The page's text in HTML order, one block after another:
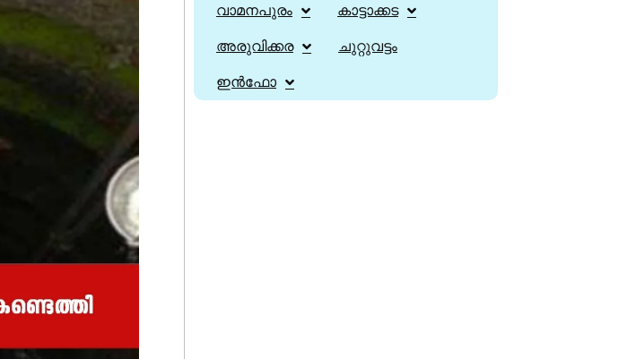
വാമനപുരം കാട്ടാക്കട
അരുവിക്കര ചുറ്റുവട്ടം
ഇൻഫോ